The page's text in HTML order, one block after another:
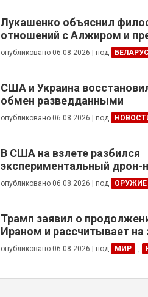
Лукашенко объяснил
отношений с Алжиром и
ускорить реализацию
опубликовано 06.08.2026 под
США и Украина
обмен разведданными
опубликовано 06.08.2026 под
В США на взлете разбился
экспериментальный дрон-
опубликовано 06.08.2026 под ОРУЖИЕ
Трамп заявил о
Ираном и рассчитывает на
сделки
опубликовано 06.08.2026 под МИР ,